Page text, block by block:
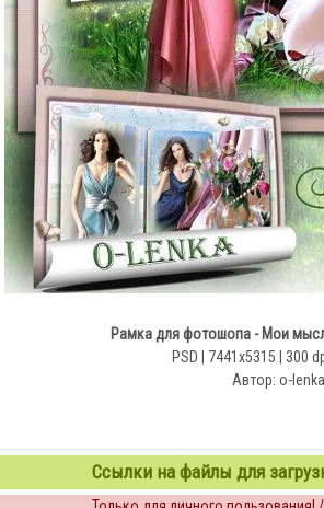
Рамка для фотошопа - Мои
PSD | 7441x5315 | 300
Автор: o-lenka
Ссылки на файлы для